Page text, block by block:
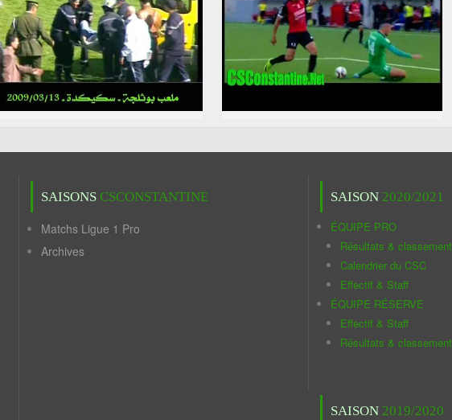
SAISONS CSCONSTANTINE
Matchs Ligue 1 Pro
Archives
SAISON 2020/2021
ÉQUIPE PRO
Résultats & classement
Calendrier du CSC
Effectif & Staff
ÉQUIPE RÉSERVE
Effectif & Staff
Résultats & classement
SAISON 2019/2020